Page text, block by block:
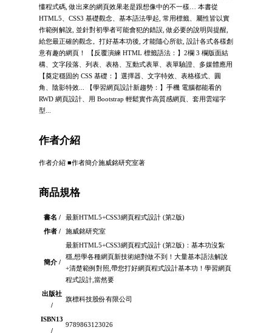
懂程式碼, 做出來的網頁效果老是跟想像中的不一樣… 本書從
HTML5、CSS3 基礎觀念、基本語法學起, 常用標籤、屬性皆以實
作範例解說, 並針對初學者可能會犯的錯誤, 做必要的說明與提醒,
給您最正確的觀念。打好基本功後, 才能隨心所欲, 設計各式各樣創
意有趣的網頁！ 【反覆演練 HTML 標籤語法：】2欄 3 欄版面結
構、文字段落、列表、表格、互動式表單、表單驗證、多媒體應用
【奠定穩固的 CSS 基礎：】選擇器、文字特效、表格樣式、圓
角、陰影特效... 【學習網頁設計新趨勢：】手機 電腦都能看的
RWD 網頁設計、用 Bootstrap 輕鬆實作高質感網頁、套用雲端字
型...
作者介紹
作者介紹 ■作者簡介施威銘研究室著
商品規格
書名 /
最新HTML5+CSS3網頁程式設計 (第2版)
作者 /
施威銘研究室
簡介 /
最新HTML5+CSS3網頁程式設計 (第2版)：基本功沒紮
穩,想學各種網頁新技術絕對做不到！大量基本語法解說
+清楚範例對照,帶您打好網頁程式設計基本功！學習網頁
程式設計,當然要
出版社
/
旗標科技股份有限公司
ISBN13
/
9789863123026